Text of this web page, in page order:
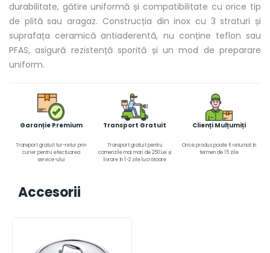
durabilitate, gătire uniformă și compatibilitate cu orice tip
de plită sau aragaz. Construcția din inox cu 3 straturi și
suprafața ceramică antiaderentă, nu conține teflon sau
PFAS, asigură rezistență sporită și un mod de preparare
uniform.
Garanție Premium
Transport gratuit tur-retur prin
curier pentru efectuarea
service-ului
Transport Gratuit
Transport gratuit pentru
comenzile mai mari de 250 Lei și
livrare în 1-2 zile lucrătoare
Clienți Mulțumiți
Orice produs poate fi returnat în
termen de 15 zile
Accesorii